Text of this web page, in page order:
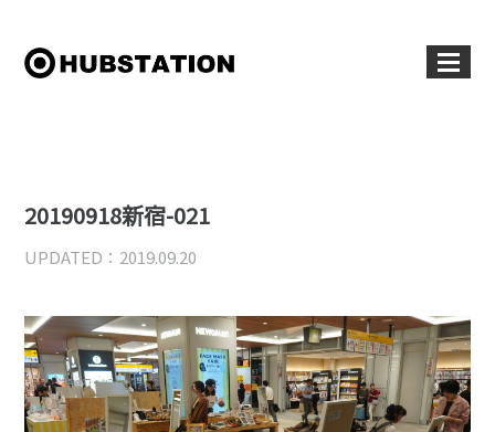
20190918新宿-021
UPDATED：2019.09.20